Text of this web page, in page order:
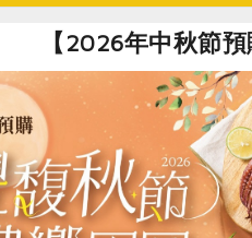
伍駒有限公司
鋁合金刷柄1支、替換刷頭1支
刷柄-鋁合金
刷頭-聚丙烯PP
刷毛-聚對苯二甲酸丁二酯
【2026年中秋節